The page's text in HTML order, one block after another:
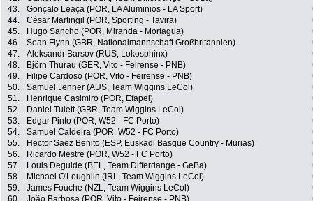
43.
Gonçalo Leaça (POR, LA Aluminios - LA Sport)
44.
César Martingil (POR, Sporting - Tavira)
45.
Hugo Sancho (POR, Miranda - Mortagua)
46.
Sean Flynn (GBR, Nationalmannschaft Großbritannien)
47.
Aleksandr Barsov (RUS, Lokosphinx)
48.
Björn Thurau (GER, Vito - Feirense - PNB)
49.
Filipe Cardoso (POR, Vito - Feirense - PNB)
50.
Samuel Jenner (AUS, Team Wiggins LeCol)
51.
Henrique Casimiro (POR, Efapel)
52.
Daniel Tulett (GBR, Team Wiggins LeCol)
53.
Edgar Pinto (POR, W52 - FC Porto)
54.
Samuel Caldeira (POR, W52 - FC Porto)
55.
Hector Saez Benito (ESP, Euskadi Basque Country - Murias)
56.
Ricardo Mestre (POR, W52 - FC Porto)
57.
Louis Deguide (BEL, Team Differdange - GeBa)
58.
Michael O'Loughlin (IRL, Team Wiggins LeCol)
59.
James Fouche (NZL, Team Wiggins LeCol)